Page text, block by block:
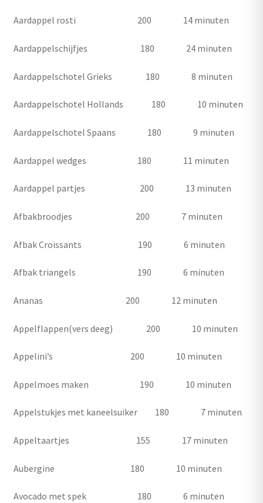
Aardappel rosti 200 14 minuten
Aardappelschijfjes 180 24 minuten
Aardappelschotel Grieks 180 8 minuten
Aardappelschotel Hollands 180 10 minuten
Aardappelschotel Spaans 180 9 minuten
Aardappel wedges 180 11 minuten
Aardappel partjes 200 13 minuten
Afbakbroodjes 200 7 minuten
Afbak Croissants 190 6 minuten
Afbak triangels 190 6 minuten
Ananas 200 12 minuten
Appelflappen(vers deeg) 200 10 minuten
Appelini’s 200 10 minuten
Appelmoes maken 190 10 minuten
Appelstukjes met kaneelsuiker 180 7 minuten
Appeltaartjes 155 17 minuten
Aubergine 180 10 minuten
Avocado met spek 180 6 minuten